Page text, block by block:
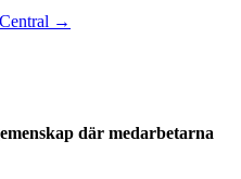
→
där medarbetarna